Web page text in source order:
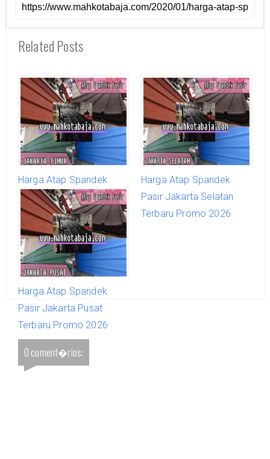
Related Posts
Harga Atap Spandek
Pasir Jakarta Timur
Terbaru Promo 2026
Harga Atap Spandek
Pasir Jakarta Selatan
Terbaru Promo 2026
Harga Atap Spandek
Pasir Jakarta Pusat
Terbaru Promo 2026
0 coment�rios: